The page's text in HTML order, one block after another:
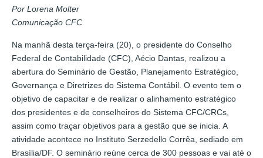
Por Lorena Molter
Comunicação CFC
Na manhã desta terça-feira (20), o presidente do Conselho
Federal de Contabilidade (CFC), Aécio Dantas, realizou a
abertura do Seminário de Gestão, Planejamento Estratégico,
Governança e Diretrizes do Sistema Contábil. O evento tem o
objetivo de capacitar e de realizar o alinhamento estratégico
dos presidentes e de conselheiros do Sistema CFC/CRCs,
assim como traçar objetivos para a gestão que se inicia. A
atividade acontece no Instituto Serzedello Corrêa, sediado em
Brasília/DF. O seminário reúne cerca de 300 pessoas e vai até o